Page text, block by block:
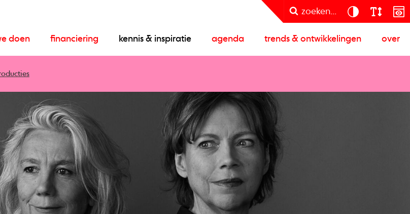
zoeken...
doen financiering kennis & inspiratie agenda trends & ontwikkelingen over